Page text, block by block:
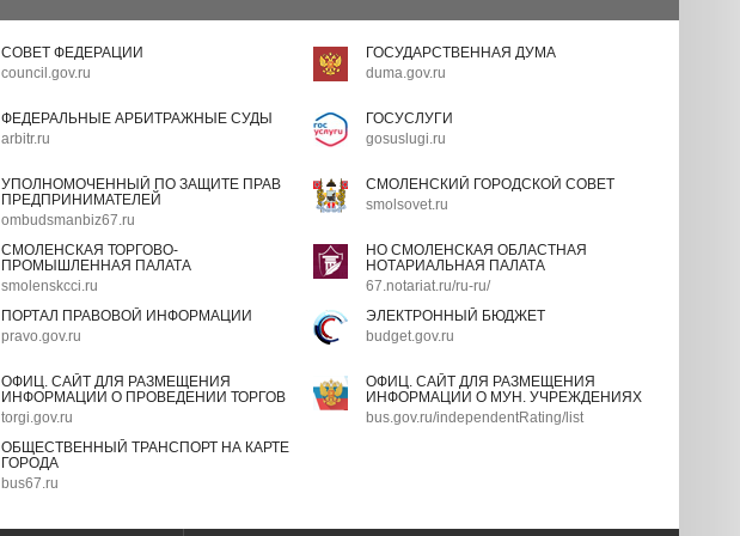
СОВЕТ ФЕДЕРАЦИИ
council.gov.ru
ГОСУДАРСТВЕННАЯ ДУМА
duma.gov.ru
ФЕДЕРАЛЬНЫЕ АРБИТРАЖНЫЕ СУДЫ
arbitr.ru
ГОСУСЛУГИ
gosuslugi.ru
УПОЛНОМОЧЕННЫЙ ПО ЗАЩИТЕ ПРАВ
ПРЕДПРИНИМАТЕЛЕЙ
ombudsmanbiz67.ru
СМОЛЕНСКИЙ ГОРОДСКОЙ СОВЕТ
smolsovet.ru
СМОЛЕНСКАЯ ТОРГОВО-
ПРОМЫШЛЕННАЯ ПАЛАТА
smolenskcci.ru
НО СМОЛЕНСКАЯ ОБЛАСТНАЯ
НОТАРИАЛЬНАЯ ПАЛАТА
67.notariat.ru/ru-ru/
ПОРТАЛ ПРАВОВОЙ ИНФОРМАЦИИ
pravo.gov.ru
ЭЛЕКТРОННЫЙ БЮДЖЕТ
budget.gov.ru
ОФИЦ. САЙТ ДЛЯ РАЗМЕЩЕНИЯ
ИНФОРМАЦИИ О ПРОВЕДЕНИИ ТОРГОВ
torgi.gov.ru
ОФИЦ. САЙТ ДЛЯ РАЗМЕЩЕНИЯ
ИНФОРМАЦИИ О МУН. УЧРЕЖДЕНИЯХ
bus.gov.ru/independentRating/list
ОБЩЕСТВЕННЫЙ ТРАНСПОРТ НА КАРТЕ
ГОРОДА
bus67.ru